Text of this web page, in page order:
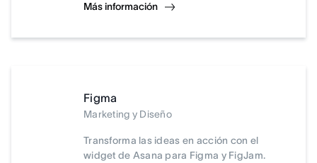
Más información
Figma
Marketing y Diseño
Transforma las ideas en acción con el
widget de Asana para Figma y FigJam.